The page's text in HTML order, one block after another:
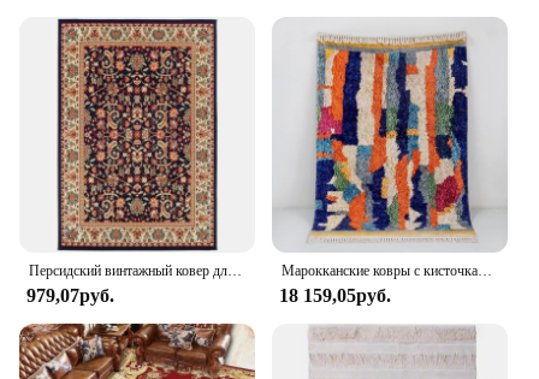
Персидский винтажный ковер для гостиной, спальни, нескользящие коврики, впитывающий коврик в стиле бохо, Марокко, этнический ковер, декор в богемном стиле в стиле ретро
979,07руб.
Марокканские ковры с кисточками для гостиной, домашний декор, мягкие коврики для спальни, дивана, журнального столика, напольный коврик, винтажный коврик для Кабинета
18 159,05руб.